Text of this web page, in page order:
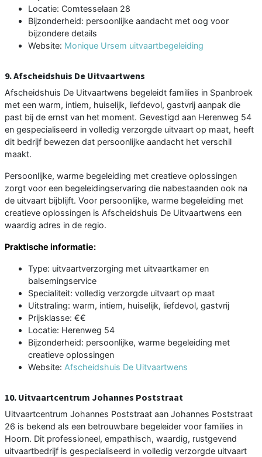
Locatie: Comtesselaan 28
Bijzonderheid: persoonlijke aandacht met oog voor
bijzondere details
Website: Monique Ursem uitvaartbegeleiding
9. Afscheidshuis De Uitvaartwens
Afscheidshuis De Uitvaartwens begeleidt families in Spanbroek
met een warm, intiem, huiselijk, liefdevol, gastvrij aanpak die
past bij de ernst van het moment. Gevestigd aan Herenweg 54
en gespecialiseerd in volledig verzorgde uitvaart op maat, heeft
dit bedrijf bewezen dat persoonlijke aandacht het verschil
maakt.
Persoonlijke, warme begeleiding met creatieve oplossingen
zorgt voor een begeleidingservaring die nabestaanden ook na
de uitvaart bijblijft. Voor persoonlijke, warme begeleiding met
creatieve oplossingen is Afscheidshuis De Uitvaartwens een
waardig adres in de regio.
Praktische informatie:
Type: uitvaartverzorging met uitvaartkamer en
balsemingservice
Specialiteit: volledig verzorgde uitvaart op maat
Uitstraling: warm, intiem, huiselijk, liefdevol, gastvrij
Prijsklasse: €€
Locatie: Herenweg 54
Bijzonderheid: persoonlijke, warme begeleiding met
creatieve oplossingen
Website: Afscheidshuis De Uitvaartwens
10. Uitvaartcentrum Johannes Poststraat
Uitvaartcentrum Johannes Poststraat aan Johannes Poststraat
26 is bekend als een betrouwbare begeleider voor families in
Hoorn. Dit professioneel, empathisch, waardig, rustgevend
uitvaartbedrijf is gespecialiseerd in volledig verzorgde uitvaart